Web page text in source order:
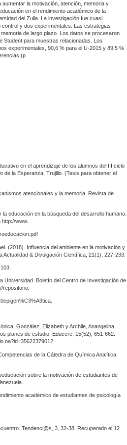
la motivación, atención, memoria y
en el rendimiento académico de la
del Zulia. La investigación fue cuasi
y dos experimentales. Las estrategias
de largo plazo. Los datos se procesaron
Student para muestras relacionadas. Los
experimentales, 90,6 % para el U-2015 y 89,5 %
(p
en el aprendizaje de los alumnos del III ciclo
de la Esperanza, Trujillo. (Tesis para obtener el
atencionales y la memoria. Revista de
educación en la búsqueda del desarrollo humano.
www.
(2018). Influencia del ambiente en la motivación y
& Divulgación Científica, 21(1), 227-233.
Universidad. Boletín del Centro de Investigación de
repositorio.
González, Elizabeth y Archile, Anangelina
planes de estudio. Educere, 15(52), 651-662.
de la Cátedra de Química Analítica.
sobre la motivación de estudiantes de
académico de estudiantes de psicología
Tendenci@s, 3, 32-38. Recuperado el 12